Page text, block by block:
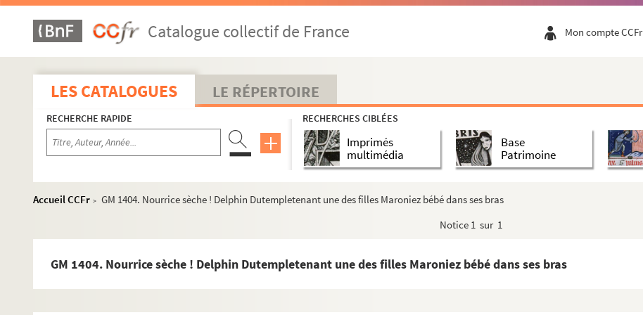
Catalogue collectif de France Mon compte CCFr
LES CATALOGUES LE RÉPERTOIRE
RECHERCHE RAPIDE RECHERCHES CIBLÉES
Imprimés
multimédia
Base
Patrimoine
Accueil CCFr > GM 1404. Nourrice sèche ! Delphin Dutempletenant une des filles Maroniez bébé dans ses bras
Notice 1 sur 1
GM 1404. Nourrice sèche ! Delphin Dutempletenant une des filles Maroniez bébé dans ses bras
GM 1377. Premiers pas. Gare ! Germaine marchant aidée par sa mère sous les yeux de tantes ou grand-mères
GM 1378. Villers. La belle fermière. Mme Maroniez entourée de volailles dans la cour d'une ferme
GM 1379. Mme Maroniez, ses enfants et entourage sur une plage, vraisemblablement en Bretagne
GM 1380. Mme Maroniez et entourage sur une plage du Nord, probablement dans le Boulonnais
GM 1381. Wissant.A la recherche d'un motif. Adrien Demont en compagnie d'un de ses élèves dans la campagne de...
GM 1382. Mme Maroniez assise sur un banc en compagnie de sa mère, de sa grand-mère, de deux de ses filles et ...
GM 1383. Trois âges ! Mme Maroniez, sa fille Germaine accompagnées sans doute d'une vieille tante,
GM 1387. Mme Maroniez dans un intérieur avec deuxpersonnes dont sa belle-mère et un bébé près d'un berceau.